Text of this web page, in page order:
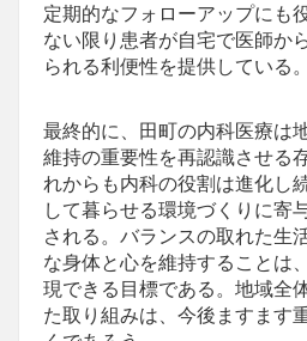
定期的なフォローアップにも
ない限り患者が自宅で医師か
られる利便性を提供している。
最終的に、田町の内科医療は
維持の重要性を再認識させる
れからも内科の役割は進化し
して暮らせる環境づくりに寄
される。バランスの取れた生
な身体と心を維持することは
現できる目標である。地域全
た取り組みは、今後ますます